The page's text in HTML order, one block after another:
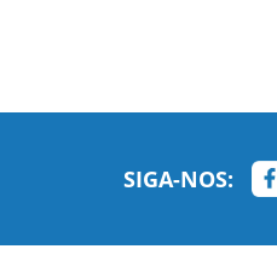
SIGA-NOS: